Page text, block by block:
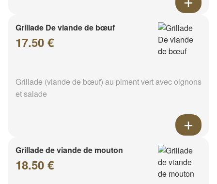
Grillade De viande de bœuf
17.50 €
Grillade (viande de bœuf) au piment vert avec oignons
et salade
Grillade de viande de mouton
18.50 €